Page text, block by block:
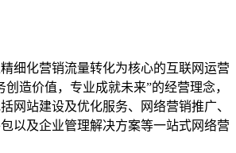
细化营销流量转化为核心的互联网运营
创造价值，专业成就未来”的经营理念，
网站建设及优化服务、网络营销推广、
以及企业管理解决方案等一站式网络营